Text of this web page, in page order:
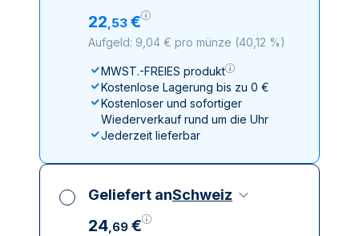
22,53 €
Aufgeld: 9,04 € pro münze (40,12 %)
MWST.-FREIES produkt
Kostenlose Lagerung bis zu 0 €
Kostenloser und sofortiger
Wiederverkauf rund um die Uhr
Jederzeit lieferbar
Geliefert anSchweiz
24,69 €